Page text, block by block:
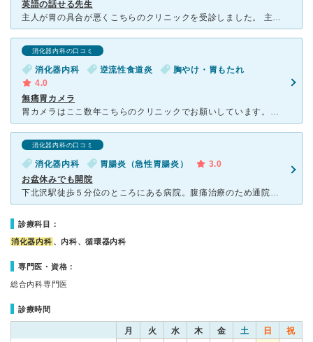
英語の話せる先生
主人が胃の具合が悪くこちらのクリニックを受診しました。 主人は外国人の為英語の話せる先生を探していました。 先生は、ちゃんと英語がお話が出来て主人と話していただけました。と言うと、英語が話せると言
消化器内科の口コミ
消化器内科 逆流性食道炎
胸やけ・胃もたれ
4.0
無痛胃カメラ
胃カメラはここ数年こちらのクリニックでお願いしています。こちらでは麻酔下で全く苦痛を感じることなく胃カメラを受けることができるので安心です。最近は鼻から入れる胃カメラ等ありますが、やはり麻酔下でのもの
消化器内科の口コミ
消化器内科 胃腸炎（急性胃腸炎）
3.0
お盆休みでも開院
下北沢駅徒歩５分位のところにある病院。腹痛治療のため通院。某ハンバーガー店で食事中に急な腹痛に襲われる。下痢を伴う一般的な腹痛と異なり、ただ腹部が痛い。これはやばい病気だと感じ病院を探す。しかし、お盆
診療科目：
消化器内科 、内科、循環器内科
専門医・資格：
総合内科専門医
診療時間
月 火 水 木 金 土 日 祝